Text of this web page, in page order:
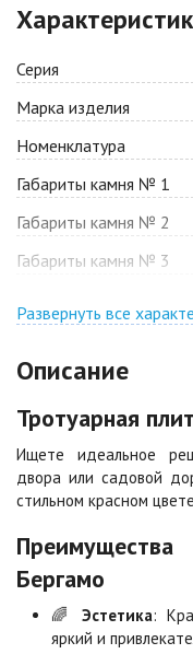
Цена по
Антрацит
Цена по
Барселона
Цена по запросу
Цена по
Цена по
Каир
Цена по запросу
Клинкер
Цена по
Серия
Марка изделия
Номенклатура
Габариты камня № 1
Габариты камня № 2
Габариты камня № 3
Развернуть все
Описание
Тротуарная
Ищете идеальное
двора или садовой
стильном красном
Бергамо
🌈Эстетика:
яркий и